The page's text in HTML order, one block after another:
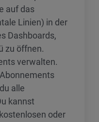
auf das
Linien) in der
Dashboards,
zu öffnen.
verwalten.
alle
kannst
oder